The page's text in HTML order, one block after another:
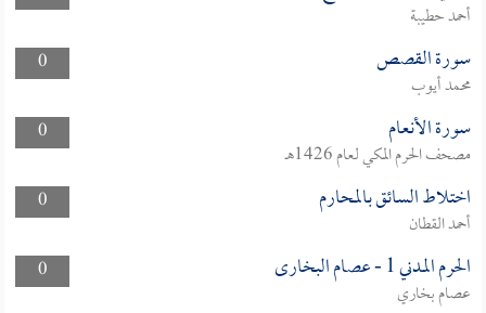
أحمد حطيبة
0
سورة القصص
محمد أيوب
0
سورة الأنعام
مصحف الحرم المكي لعام 1426هـ
0
اختلاط السائق بالمحارم
أحمد القطان
0
الحرم المدني 1 - عصام البخارى
عصام بخاري